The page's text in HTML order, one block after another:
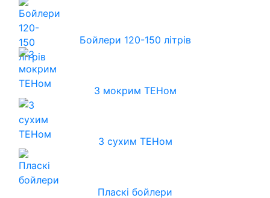
Бойлери 120-150 літрів
З мокрим ТЕНом
З сухим ТЕНом
Пласкі бойлери